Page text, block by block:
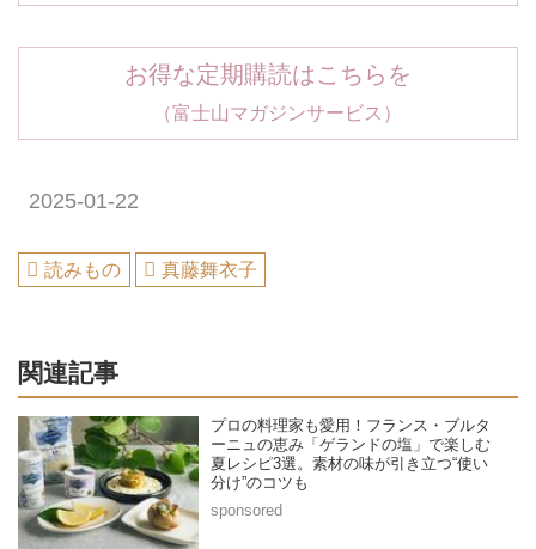
お得な定期購読はこちらを
（富士山マガジンサービス）
2025-01-22
読みもの 真藤舞衣子
関連記事
プロの料理家も愛用！フランス・ブルタ
ーニュの恵み「ゲランドの塩」で楽しむ
夏レシピ3選。素材の味が引き立つ“使い
分け”のコツも